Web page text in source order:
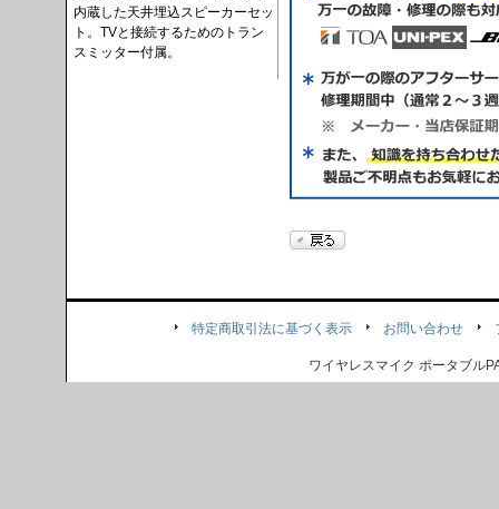
内蔵した天井埋込スピーカーセッ
ト。TVと接続するためのトラン
スミッター付属。
特定商取引法に基づく表示 お問い合わせ
ワイヤレスマイク ポータブル